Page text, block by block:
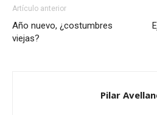
Artículo anterior
Año nuevo, ¿costumbres
viejas?
Pilar